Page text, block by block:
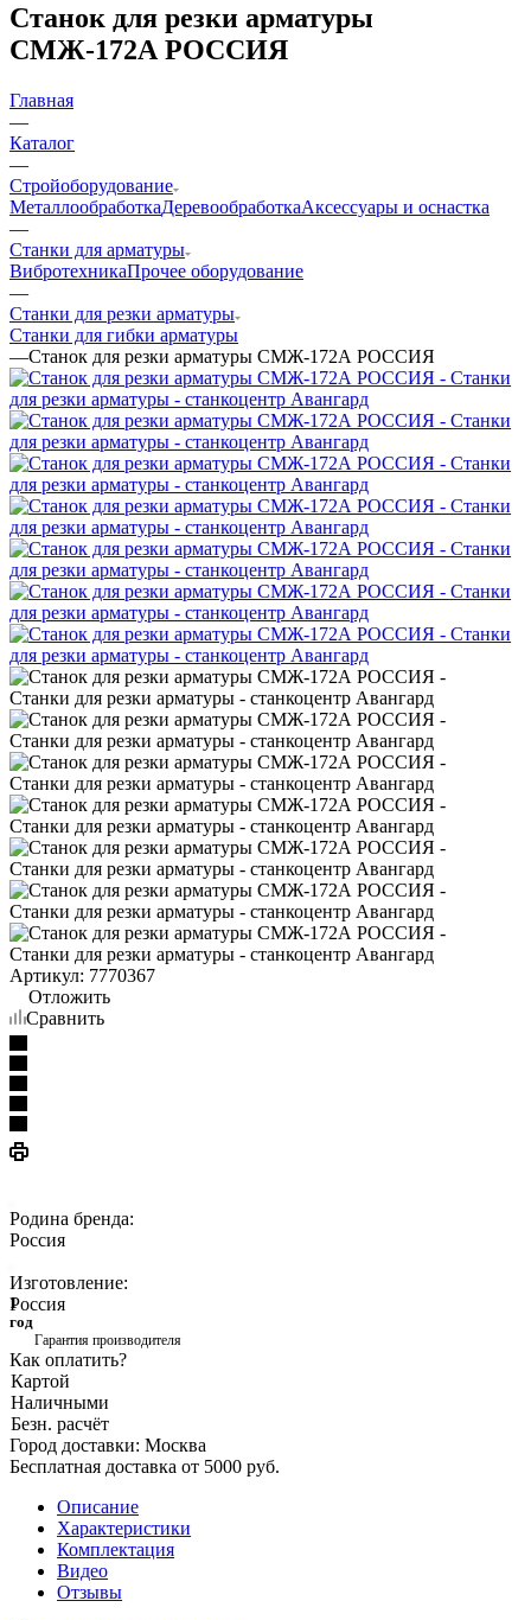
Станок для резки арматуры
СМЖ-172А РОССИЯ
Главная
—
Каталог
—
Стройоборудование
МеталлообработкаДеревообработкаАксeccyapы и оснастка
—
Станки для арматуры
ВибротехникаПрочее оборудование
—
Станки для резки арматуры
Станки для гибки арматуры
—Станок для резки арматуры СМЖ-172А РОССИЯ
Артикул: 7770367
Отложить
Сравнить
Родина бренда:
Россия
Изготовление:
Россия
1
год
Гарантия производителя
Как оплатить?
Картой
Наличными
Безн. расчёт
Город доставки: Москва
Бесплатная доставка от 5000 руб.
Описание
Характеристики
Комплектация
Видео
Отзывы